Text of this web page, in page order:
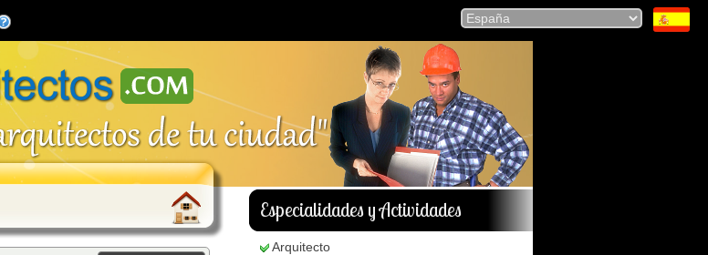
Especialidades y Actividades
Arquitecto